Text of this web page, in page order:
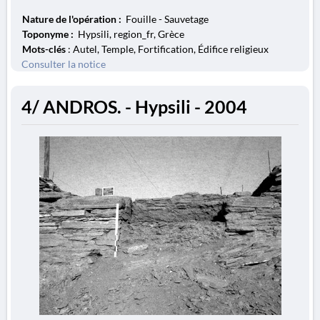
Nature de l'opération : Fouille - Sauvetage
Toponyme : Hypsili, region_fr, Grèce
Mots-clés : Autel, Temple, Fortification, Édifice religieux
Consulter la notice
4/ ANDROS. - Hypsili - 2004